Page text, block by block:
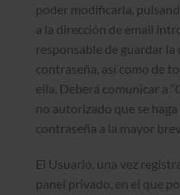
poder modificarla,
a la dirección de email
responsable de guardar la
contraseña, así como de
ella. Deberá comunicar a
no autorizado que se
contraseña a la mayor
El Usuario, una vez
panel privado, en el que